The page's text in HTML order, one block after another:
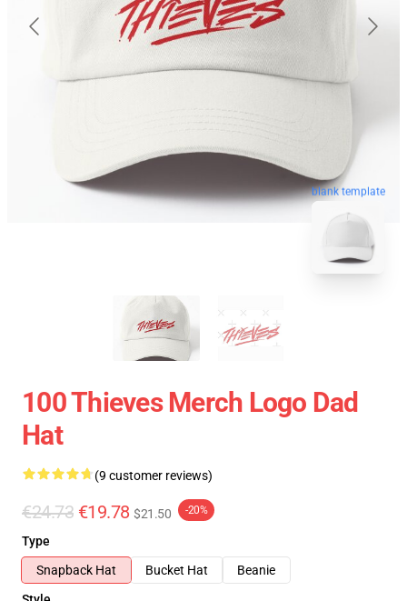
blank template
100 Thieves Merch Logo Dad
Hat
(9 customer reviews)
€24.73 €19.78 $21.50 -20%
Type
Snapback Hat
Bucket Hat
Beanie